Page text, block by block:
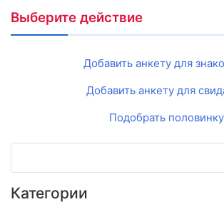
Выберите действие
Добавить анкету для
Добавить анкету для
Подобрать половинку
Категории